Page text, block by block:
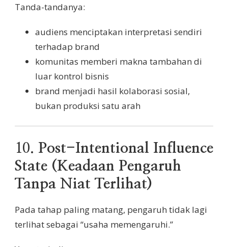
Tanda-tandanya:
audiens menciptakan interpretasi sendiri
terhadap brand
komunitas memberi makna tambahan di
luar kontrol bisnis
brand menjadi hasil kolaborasi sosial,
bukan produksi satu arah
10. Post-Intentional Influence
State (Keadaan Pengaruh
Tanpa Niat Terlihat)
Pada tahap paling matang, pengaruh tidak lagi
terlihat sebagai “usaha memengaruhi.”